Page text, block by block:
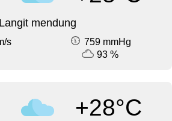
Langit mendung
s
759 mmHg
93 %
+28°C